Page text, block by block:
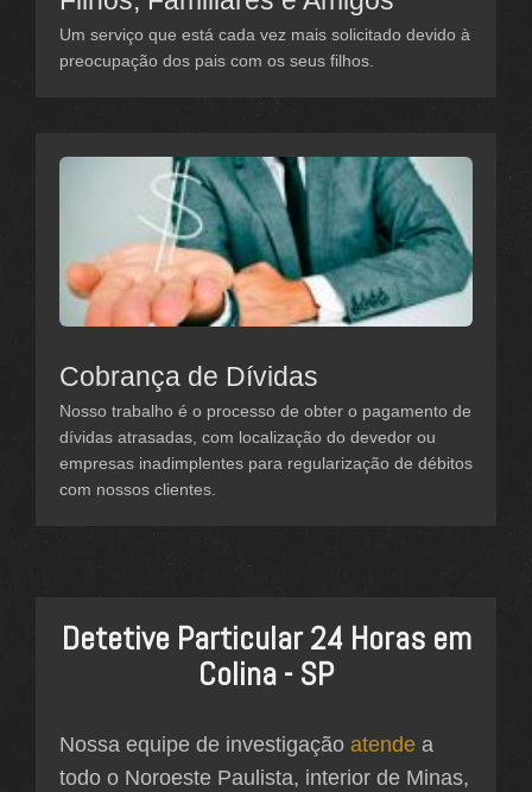
Um serviço que está cada vez mais solicitado devido à
preocupação dos pais com os seus filhos.
Cobrança de Dívidas
Nosso trabalho é o processo de obter o pagamento de
dívidas atrasadas, com localização do devedor ou
empresas inadimplentes para regularização de débitos
com nossos clientes.
Detetive Particular 24 Horas em
Colina - SP
Nossa equipe de investigação atende a
todo o Noroeste Paulista, interior de Minas,